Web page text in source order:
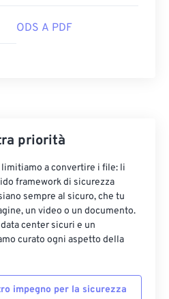
ODS A PDF
priorità
a convertire i file: li
framework di sicurezza
sempre al sicuro, che tu
un video o un documento.
center sicuri e un
curato ogni aspetto della
impegno per la sicurezza